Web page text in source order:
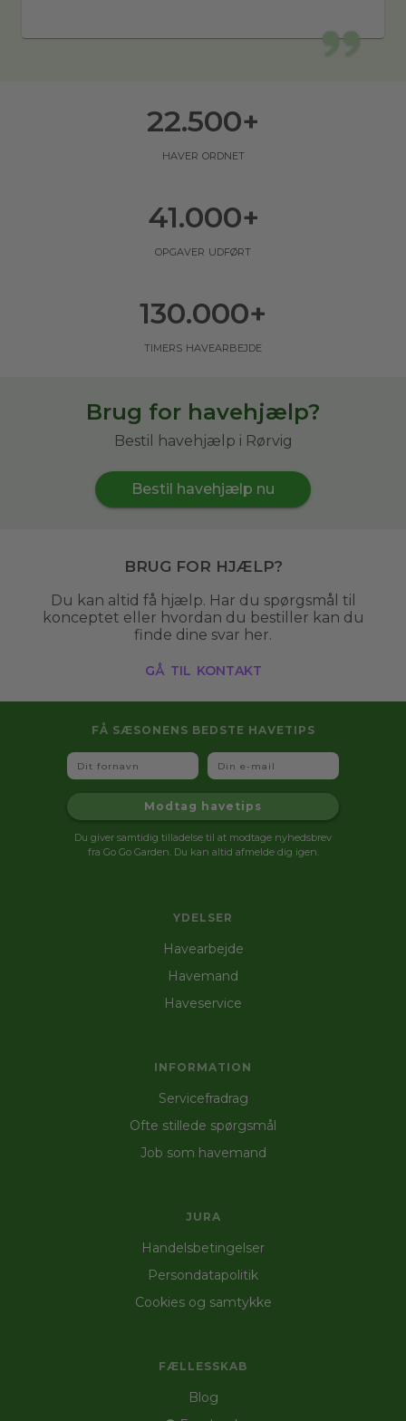
haver ordnet
22.500+
opgaver udført
41.000+
timers havearbejde
130.000+
Brug for havehjælp?
Bestil havehjælp i Rørvig
Bestil havehjælp nu
Brug for hjælp?
Du kan altid få hjælp. Har du spørgsmål til
konceptet eller hvordan du bestiller kan du
finde dine svar her.
gå til kontakt
YDELSER
Havearbejde
Havemand
Haveservice
INFORMATION
Servicefradrag
Ofte stillede spørgsmål
Job som havemand
JURA
Handelsbetingelser
Persondatapolitik
Cookies og samtykke
FÆLLESSKAB
Blog
FÅ SÆSONENS BEDSTE HAVETIPS
Fornavn Email
Modtag havetips
Du giver samtidig tilladelse til at modtage nyhedsbrev
fra Go Go Garden. Du kan altid afmelde dig igen.